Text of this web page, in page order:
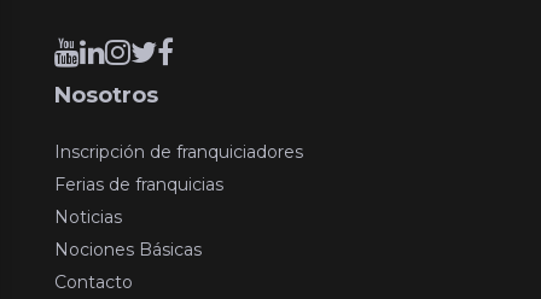
Nosotros
Inscripción de franquiciadores
Ferias de franquicias
Noticias
Nociones Básicas
Contacto